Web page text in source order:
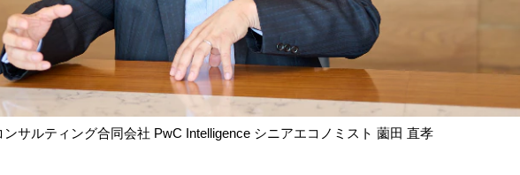
ンサルティング合同会社 PwC Intelligence シニアエコノミスト 薗田 直孝